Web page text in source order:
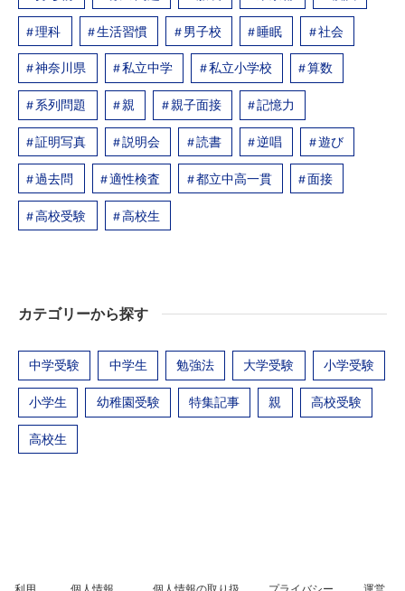
理科 生活習慣 男子校 睡眠 社会
神奈川県 私立中学 私立小学校 算数
系列問題 親 親子面接 記憶力
証明写真 説明会 読書 逆唱 遊び
過去問 適性検査 都立中高一貫 面接
高校受験 高校生
カテゴリーから探す
中学受験 中学生 勉強法 大学受験 小学受験
小学生 幼稚園受験 特集記事 親 高校受験
高校生